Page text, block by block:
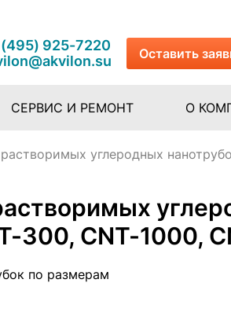
925-7220
Оставить
СЕРВИС И РЕМОНТ О
углеродных
300, CNT-1000,
по размерам